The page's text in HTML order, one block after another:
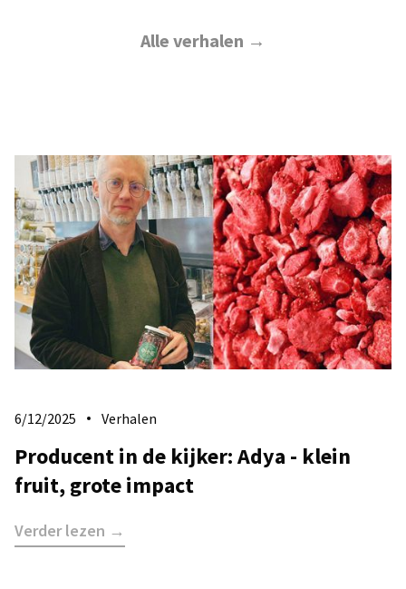
Alle verhalen →
6/12/2025 Verhalen
Producent in de kijker: Adya - klein
fruit, grote impact
Verder lezen →